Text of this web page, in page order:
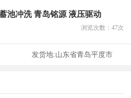
池冲洗 青岛铭源 液压驱动
浏览次数： 47次
发货地:山东省青岛平度市